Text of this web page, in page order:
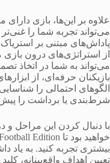
علاوه بر این‌ها، بازی
می‌تواند تجربه شما را
پاداش‌های مبتنی بر
از استراتژی‌های درون بازی
می‌تواند به شما در اتخاذ
بازیکنان حرفه‌ای، از
الگوهای احتمالی را
شرط‌بندی یا برداشت را
با دنبال کردن این مراحل و
بیشتری تجربه کنید. به یاد
تعیین اهداف واقع‌بینانه،